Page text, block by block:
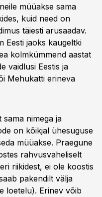
müüakse sama
kuid need on
täiesti arusaadav.
Eesti jaoks kaugeltki
kolmkümmend aastat
vaidlusi Eestis ja
Mehukatti erineva
sama nimega ja
on kõikjal ühesuguse
müüakse. Praegune
rahvusvaheliselt
riikidest, ei ole koostis
pakendilt välja
loetelu). Erinev võib